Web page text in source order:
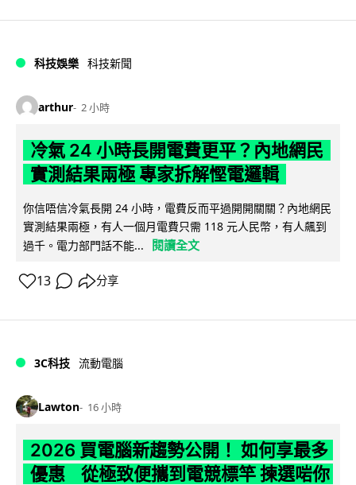
科技娛樂 科技新聞
arthur 2 小時
冷氣 24 小時長開電費更平？內地網民
實測結果兩極 專家拆解慳電邏輯
你信唔信冷氣長開 24 小時，電費反而平過開開關關？內地網民
實測結果兩極，有人一個月電費只需 118 元人民幣，有人飆到
過千。電力部門話不能...
閱讀全文
13 分享
3C科技 流動電腦
Lawton 16 小時
2026 買電腦新趨勢公開！ 如何享最多
優惠 從極致便攜到電競標竿 揀選啱你